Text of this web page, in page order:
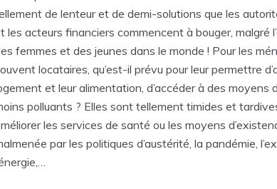
de lenteur et de demi-solutions que les
les acteurs financiers commencent à bouger, malgré
femmes et des jeunes dans le monde ! Pour les
locataires, qu’est-il prévu pour leur permettre
et leur alimentation, d’accéder à des moyens
polluants ? Elles sont tellement timides et
les services de santé ou les moyens
par les politiques d’austérité, la pandémie,